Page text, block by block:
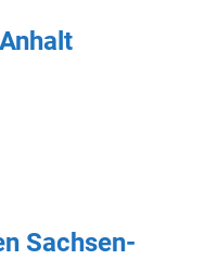
Sachsen-